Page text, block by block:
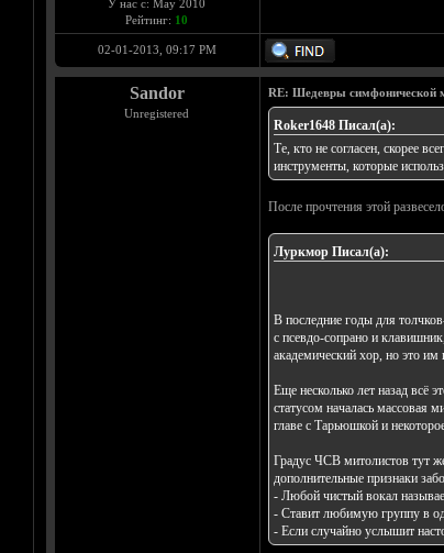
У нас с: May 2010
Рейтинг: 10
02-01-2013, 09:17 PM
Sandor
Unregistered
RE: Шедевры симфонической
Roker1648 Писал(а):
Те, кто не согласен, скорее
инструменты, которые
После прочтения этой
Луркмор Писал(а):
В последние годы для
с псевдо-сопрано и
академический хор, но это
Еще несколько лет назад всё
статусом началась массовая
главе с Тарьюшкой и
Градус ЧСВ митолистов тут
дополнительные признаки
- Любой чистый вокал
- Ставит любимую группу в
- Если случайно услышит